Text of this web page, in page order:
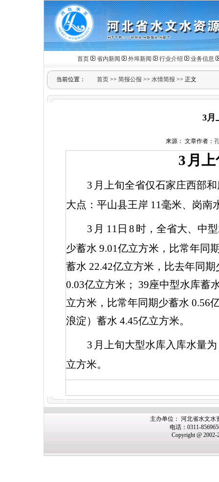
首页 省内新闻 外埠新闻 行业介绍 业务信息
当前位置： 首页 >> 简报公报 >> 水情简报 >> 正文
3月
来源： 文章作者：
3 月
3 月上旬全省仅石家庄西部
大点：平山县王岸 11毫米、岗南
3 月 11 日 8 时，全省大、中
少蓄水 9.01亿立方米，比常年同
蓄水 22.42亿立方米，比去年同
0.03亿立方米； 39座中型水库蓄
立方米，比常年同期少蓄水 0.56
浪淀）蓄水 4.45亿立方米。
3 月上旬大型水库入库水量为
立方米。
主办单位： 河北省水文水
电话：0311-
Copyright @ 2002-